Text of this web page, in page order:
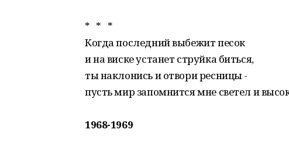
* * *
Когда последний выбежит песок
и на виске устанет струйка биться,
ты наклонись и отвори ресницы -
пусть мир запомнится мне светел и
1968-1969